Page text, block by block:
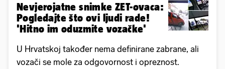
Nevjerojatne snimke ZET-ovaca:
Pogledajte što ovi ljudi rade!
'Hitno im oduzmite vozačke'
U Hrvatskoj također nema definirane zabrane, ali
vozači se mole za odgovornost i opreznost.